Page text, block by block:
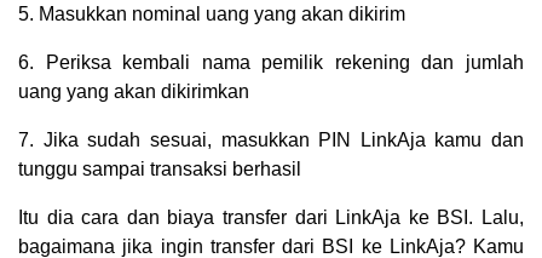
5. Masukkan nominal uang yang akan dikirim
6. Periksa kembali nama pemilik rekening dan jumlah
uang yang akan dikirimkan
7. Jika sudah sesuai, masukkan PIN LinkAja kamu dan
tunggu sampai transaksi berhasil
Itu dia cara dan biaya transfer dari LinkAja ke BSI. Lalu,
bagaimana jika ingin transfer dari BSI ke LinkAja? Kamu